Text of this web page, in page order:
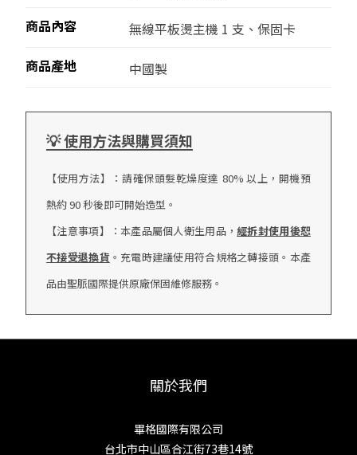
商品內容
無線平板燙主機 1 支、保固卡
商品產地
中國製
💡 使用方法與購買須知
【使用方法】：請確保頭髮乾燥度達 80% 以上，開機預
熱約 90 秒後即可開始造型。
【注意事項】：本產品屬個人衛生用品，經拆封使用後恕
不接受退換貨 。充電時建議使用符合規格之轉接頭。本產
品由聖脈國際提供原廠保固維修服務。
關於我們
畢格國際有限公司
台北市中山區合江街73巷14號